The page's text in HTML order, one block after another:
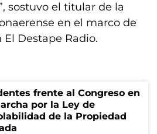
sostuvo el titular de la
en el marco de
Destape Radio.
frente al Congreso en
por la Ley de
de la Propiedad